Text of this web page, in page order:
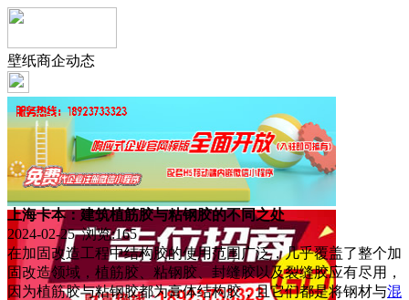
壁纸商企动态
上海卡本：建筑植筋胶与粘钢胶的不同之处
2024-02-25 浏览:165
在加固改造工程中结构胶的使用范围广泛，几乎覆盖了整个加
固改造领域，植筋胶、粘钢胶、封缝胶以及裂缝胶应有尽用，
因为植筋胶与粘钢胶都为膏体结构胶，且它们都是将钢材与混